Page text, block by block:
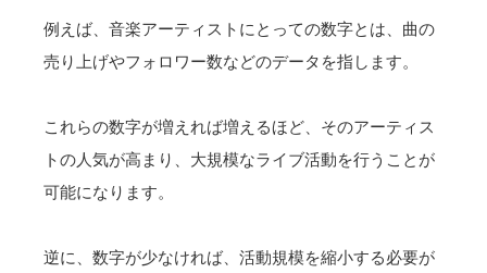
例えば、音楽アーティストにとっての数字とは、曲の
売り上げやフォロワー数などのデータを指します。
これらの数字が増えれば増えるほど、そのアーティス
トの人気が高まり、大規模なライブ活動を行うことが
可能になります。
逆に、数字が少なければ、活動規模を縮小する必要が